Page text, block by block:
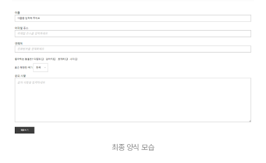
최종 양식 모습